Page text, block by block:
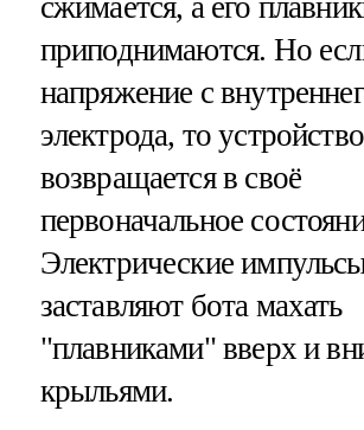
сжимается, а его
приподнимаются. Но
напряжение с
электрода, то устройство
возвращается в своё
первоначальное
Электрические
заставляют бота махать
"плавниками" вверх и
крыльями.